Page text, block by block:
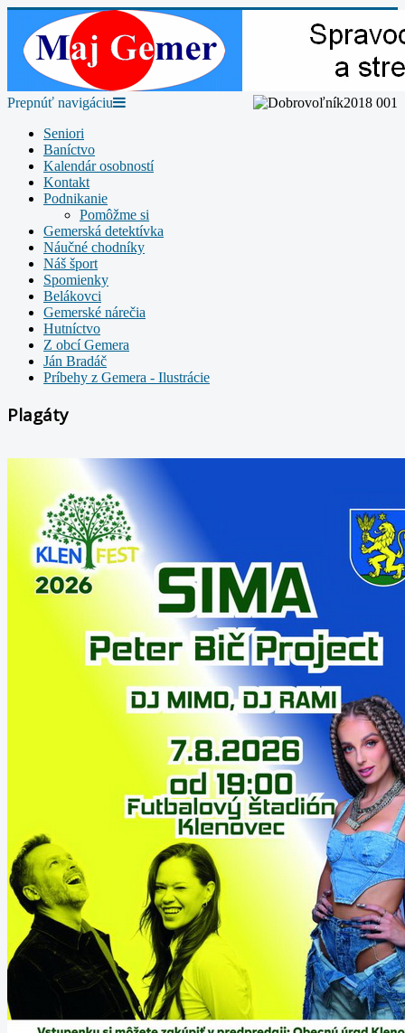
Prepnúť navigáciu
Seniori
Baníctvo
Kalendár osobností
Kontakt
Podnikanie
Pomôžme si
Gemerská detektívka
Náučné chodníky
Náš šport
Spomienky
Belákovci
Gemerské nárečia
Hutníctvo
Z obcí Gemera
Ján Bradáč
Príbehy z Gemera - Ilustrácie
Plagáty